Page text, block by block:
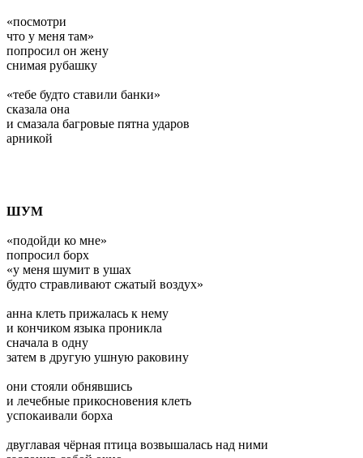
«посмотри
что у меня там»
попросил он жену
снимая рубашку
«тебе будто ставили банки»
сказала она
и смазала багровые пятна ударов
арникой
ШУМ
«подойди ко мне»
попросил борх
«у меня шумит в ушах
будто стравливают сжатый воздух»
анна клеть прижалась к нему
и кончиком языка проникла
сначала в одну
затем в другую ушную раковину
они стояли обнявшись
и лечебные прикосновения клеть
успокаивали борха
двуглавая чёрная птица возвышалась над ними